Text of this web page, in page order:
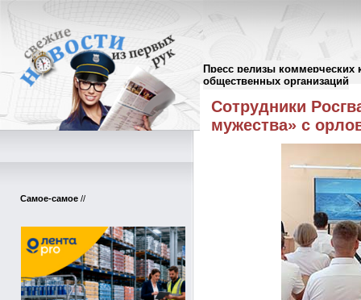
Пресс релизы коммерческих
общественных организаций
Самое-самое //
Пресс-релизы//
Сотрудники
мужества» с